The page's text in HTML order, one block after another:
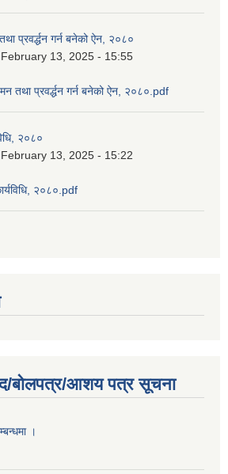
प्रवर्द्धन गर्न बनेको ऐन, २०८०
13, 2025 - 15:55
तथा प्रवर्द्धन गर्न बनेको ऐन, २०८०.pdf
२०८०
13, 2025 - 15:22
२०८०.pdf
बोलपत्र/आशय पत्र सूचना
।